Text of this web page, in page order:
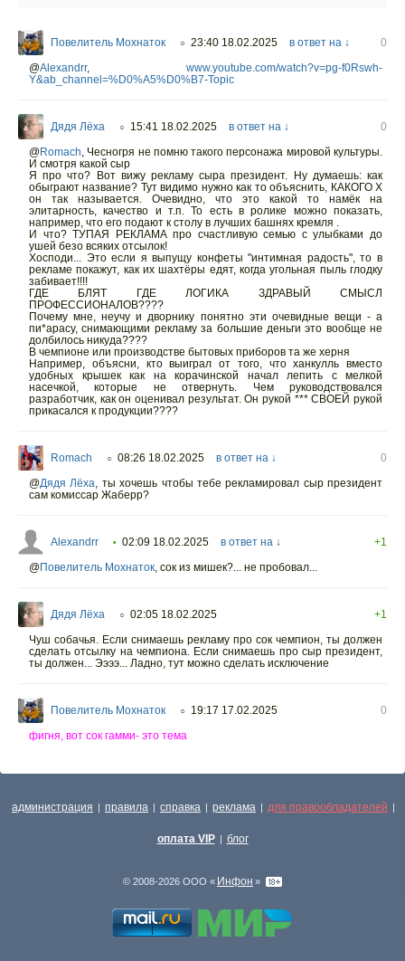
Повелитель Мохнаток ○ 23:40 18.02.2025 в ответ на ↓
0
@Alexandrr,
www.youtube.com/watch?v=pg-f0Rswh-
Y&ab_channel=%D0%A5%D0%B7-Topic
Дядя Лёха ○ 15:41 18.02.2025 в ответ на ↓
0
@Romach, Чесногря не помню такого персонажа мировой культуры.
И смотря какой сыр
Я про что? Вот вижу рекламу сыра президент. Ну думаешь: как
обыграют название? Тут видимо нужно как то объяснить, КАКОГО Х
он так называется. Очевидно, что это какой то намёк на
элитарность, качество и т.п. То есть в ролике можно показать,
например, что его подают к столу в лучших башнях кремля .
И что? ТУПАЯ РЕКЛАМА про счастливую семью с улыбками до
ушей безо всяких отсылок!
Хосподи... Это если я выпущу конфеты "интимная радость", то в
рекламе покажут, как их шахтёры едят, когда угольная пыль глодку
забивает!!!!
ГДЕ БЛЯТ ГДЕ ЛОГИКА ЗДРАВЫЙ СМЫСЛ
ПРОФЕССИОНАЛОВ????
Почему мне, неучу и дворнику понятно эти очевидные вещи - а
пи*арасу, снимающими рекламу за большие деньги это вообще не
долбилось никуда????
В чемпионе или производстве бытовых приборов та же херня
Например, объясни, кто выиграл от того, что ханкулль вместо
удобных крышек как на корачинской начал лепить с мелкой
насечкой, которые не отвернуть. Чем руководствовался
разработчик, как он оценивал результат. Он рукой *** СВОЕЙ рукой
прикасался к продукции????
Romach ○ 08:26 18.02.2025 в ответ на ↓
0
@Дядя Лёха, ты хочешь чтобы тебе рекламировал сыр президент
сам комиссар Жаберр?
Alexandrr • 02:09 18.02.2025 в ответ на ↓
+1
@Повелитель Мохнаток, сок из мишек?... не пробовал...
Дядя Лёха ○ 02:05 18.02.2025
+1
Чуш собачья. Если снимаешь рекламу про сок чемпион, ты должен
сделать отсылку на чемпиона. Если снимаешь про сыр президент,
ты должен... Ээээ... Ладно, тут можно сделать исключение
Повелитель Мохнаток ○ 19:17 17.02.2025
0
фигня, вот сок гамми- это тема
администрация | правила | справка | реклама | для правообладателей |
оплата VIP | блог
© 2008-2026 ООО « Инфон »